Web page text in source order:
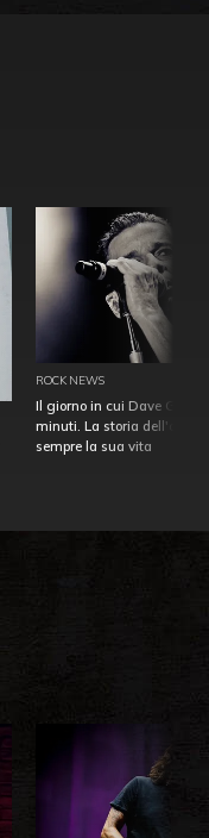
ROCK NEWS
Il giorno in cui Dave
minuti. La storia
sempre la sua vita